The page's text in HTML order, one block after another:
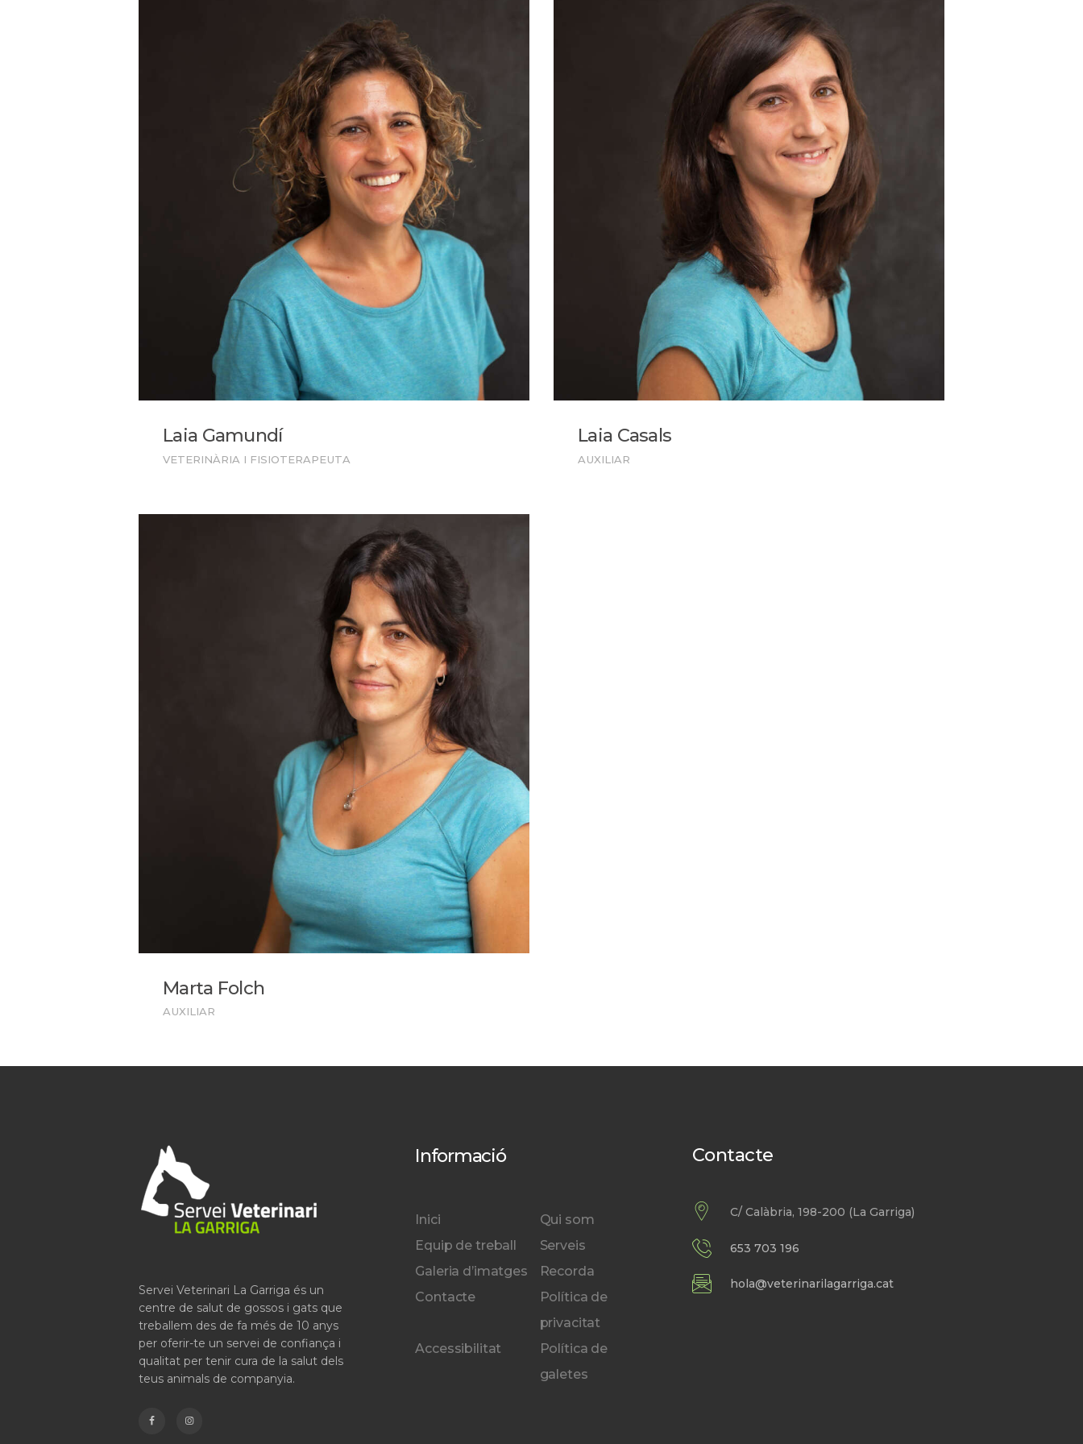
Laia Gamundí
VETERINÀRIA I FISIOTERAPEUTA
Laia Casals
AUXILIAR
Marta Folch
AUXILIAR
Servei Veterinari La Garriga és un
centre de salut de gossos i gats que
treballem des de fa més de 10 anys
per oferir-te un servei de confiança i
qualitat per tenir cura de la salut dels
teus animals de companyia.
Informació
Inici
Qui som
Equip de treball
Serveis
Galeria d’imatges
Recorda
Contacte
Política de
privacitat
Accessibilitat
Política de
galetes
Contacte
C/ Calàbria, 198-200 (La Garriga)
653 703 196
hola@veterinarilagarriga.cat